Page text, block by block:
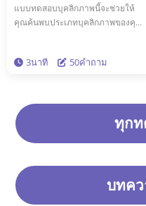
แบบทดสอบบุคลิกภาพนี้จะช่วยให้
คุณค้นพบประเภทบุคลิกภาพของคุณ
กับคุณ คุณอาจจะมีบุคลิกภาพแบบ
ใหม่ ๆ เกี่ยวกับตัวคุณและบุคลิกภาพ
ของคุณ
3นาที 50คำถาม
ทุกท
บทค